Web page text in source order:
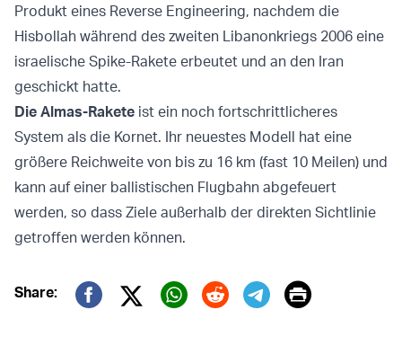
Produkt eines Reverse Engineering, nachdem die
Hisbollah während des zweiten Libanonkriegs 2006 eine
israelische Spike-Rakete erbeutet und an den Iran
geschickt hatte.
Die Almas-Rakete ist ein noch fortschrittlicheres
System als die Kornet. Ihr neuestes Modell hat eine
größere Reichweite von bis zu 16 km (fast 10 Meilen) und
kann auf einer ballistischen Flugbahn abgefeuert
werden, so dass Ziele außerhalb der direkten Sichtlinie
getroffen werden können.
Share:
Twitter (X)
Print